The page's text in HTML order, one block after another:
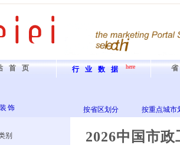
首页 行业数据 here
饰 按省区划分 按重点城市
别 2026中国市